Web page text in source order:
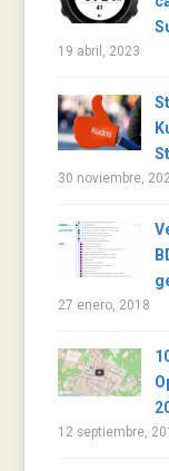
19 abril, 2023
30 noviembre,
27 enero, 2018
12 septiembre,